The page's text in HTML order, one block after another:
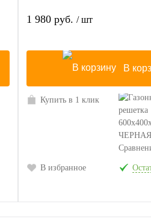
1 980 руб. / шт
В
Купить в 1 клик
В избранное